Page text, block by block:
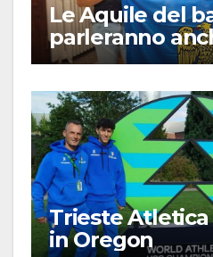
Le Aquile del
parleranno
Trieste
in Oregon